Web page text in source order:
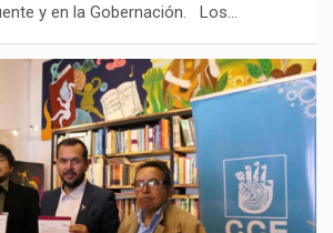
y en la Gobernación. Los…